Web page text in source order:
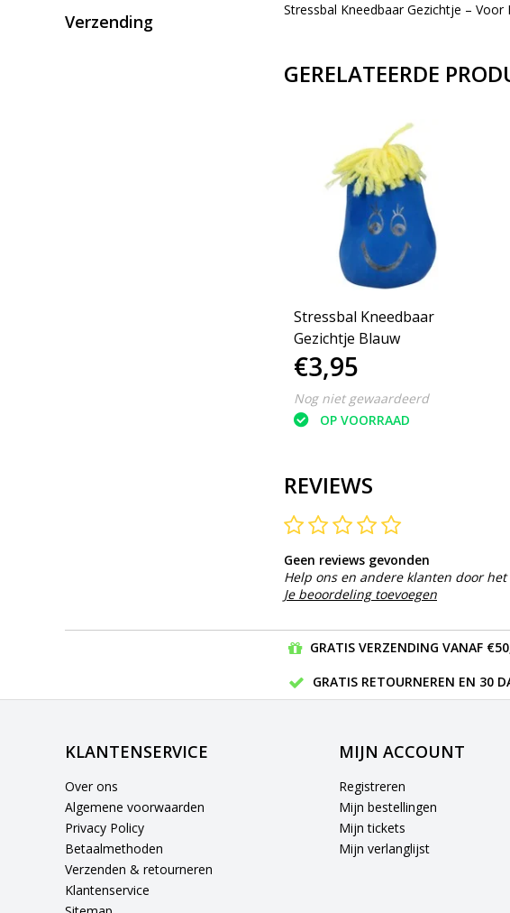
Verzending
Stressbal Kneedbaar Gezichtje –
GERELATEERDE
Stressbal Kneedbaar
Gezichtje Blauw
€3,95
Nog niet gewaardeerd
OP VOORRAAD
REVIEWS
Geen reviews gevonden
Help ons en andere klanten door
Je beoordeling toevoegen
GRATIS VERZENDING VANAF
GRATIS RETOURNEREN EN 30
KLANTENSERVICE
Over ons
Algemene voorwaarden
Privacy Policy
Betaalmethoden
Verzenden & retourneren
Klantenservice
MIJN ACCOUNT
Registreren
Mijn bestellingen
Mijn tickets
Mijn verlanglijst